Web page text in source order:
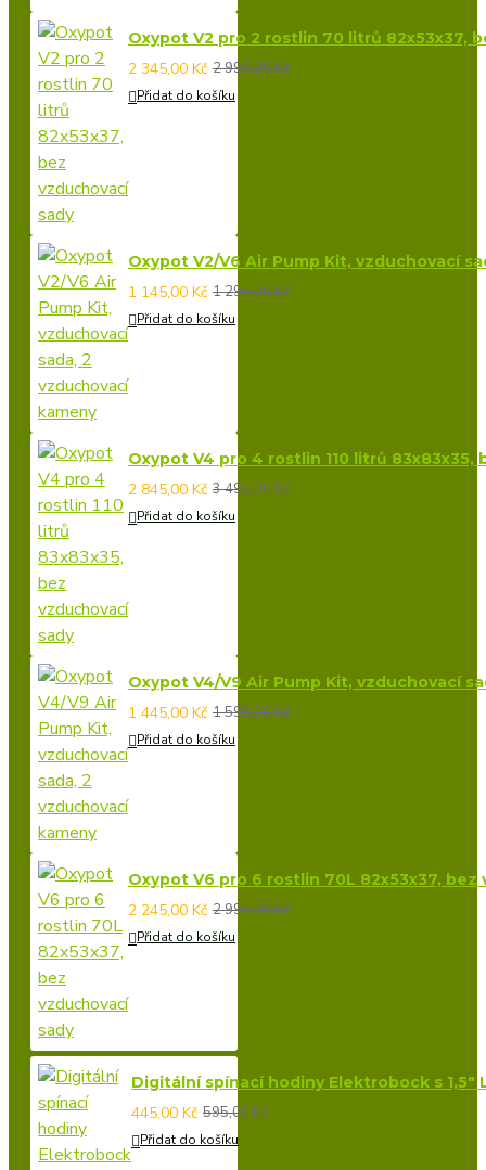
Oxypot V2 pro 2 rostlin 70 litrů 82x53x37,
2 345,00 Kč 2 995,00 Kč
Přidat do košíku
Oxypot V2/V6 Air Pump Kit, vzduchovací
1 145,00 Kč 1 295,00 Kč
Přidat do košíku
Oxypot V4 pro 4 rostlin 110 litrů 83x83x35,
2 845,00 Kč 3 495,00 Kč
Přidat do košíku
Oxypot V4/V9 Air Pump Kit, vzduchovací
1 445,00 Kč 1 595,00 Kč
Přidat do košíku
Oxypot V6 pro 6 rostlin 70L 82x53x37, bez
2 245,00 Kč 2 995,00 Kč
Přidat do košíku
Digitální spínací hodiny Elektrobock s 1,5"
445,00 Kč 595,00 Kč
Přidat do košíku